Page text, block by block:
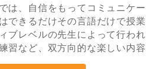
は、自信をもってコミュニケ
できるだけその言語だけで授
ブレベルの先生によって行わ
習など、双方向的な楽しい内